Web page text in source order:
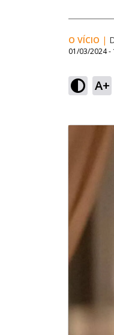
O VÍCIO |
01/03/2024 -
A+